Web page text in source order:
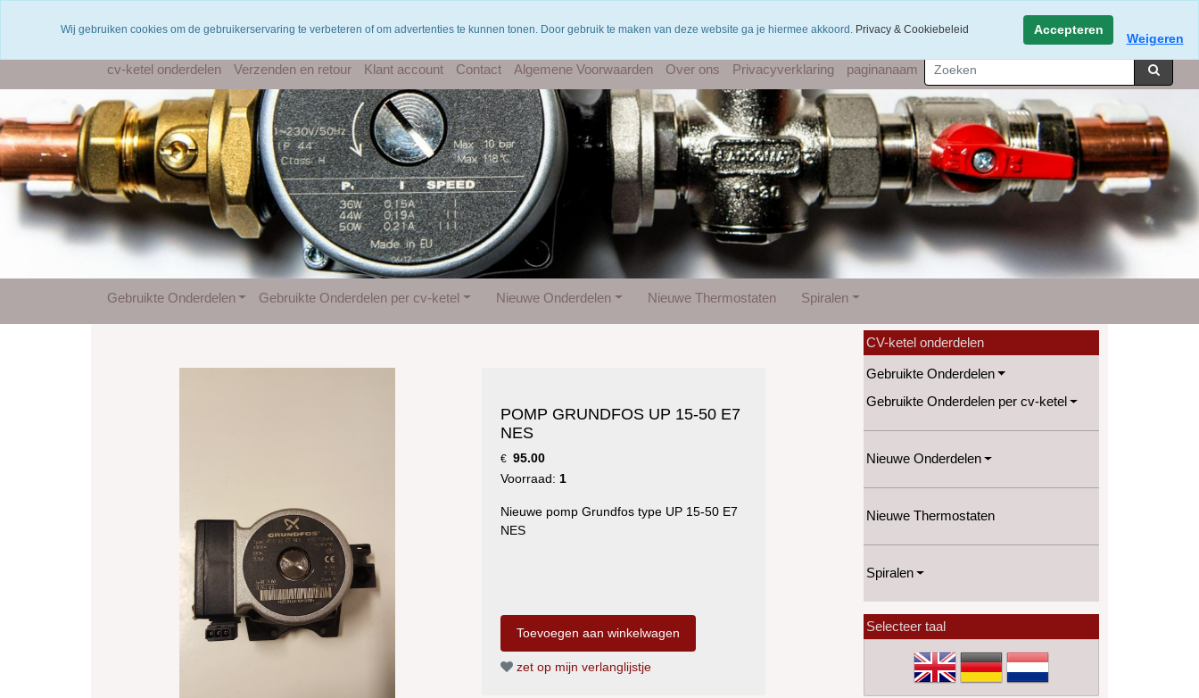
cv-ketel onderdelen Verzenden en retour Klant account Contact Algemene Voorwaarden Over ons Privacyverklaring paginanaam
Gebruikte Onderdelen Gebruikte Onderdelen per cv-ketel Nieuwe Onderdelen Nieuwe Thermostaten Spiralen
POMP GRUNDFOS UP 15-50 E7
NES
€ 95.00
Voorraad: 1
Nieuwe pomp Grundfos type UP 15-50 E7
NES
zet op mijn verlanglijstje
CV-ketel onderdelen
Gebruikte Onderdelen
Gebruikte Onderdelen per cv-ketel
Nieuwe Onderdelen
Nieuwe Thermostaten
Spiralen
Selecteer taal
Wij gebruiken cookies om de gebruikerservaring te verbeteren of om advertenties te kunnen tonen. Door gebruik te maken van deze website ga je hiermee akkoord. Privacy & Cookiebeleid Accepteren
Weigeren